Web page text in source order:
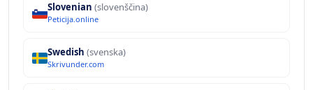
Slovenian (slovenščina)
Peticija.online
Swedish (svenska)
Skrivunder.com